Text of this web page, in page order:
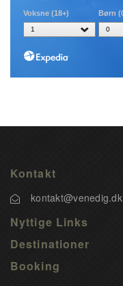
Kontakt
kontakt@venedig.dk
Nyttige Links
Destinationer
Booking